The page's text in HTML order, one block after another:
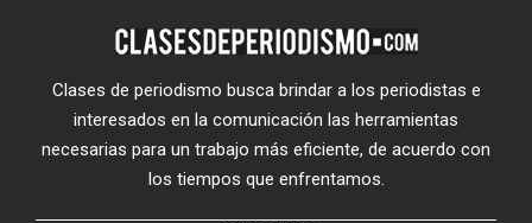
Clases de periodismo busca brindar a los periodistas e
interesados en la comunicación las herramientas
necesarias para un trabajo más eficiente, de acuerdo con
los tiempos que enfrentamos.